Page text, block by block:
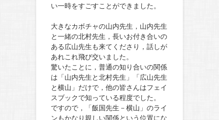
い一時をすごすことができました。
大きなカボチャの山内先生，山内先生
と一緒の北村先生，長いお付き合いの
ある広山先生も来てくださり，話しが
あれこれ飛び交いました。
驚いたことに，普通の知り合いの関係
は「山内先生と北村先生」「広山先生
と横山」だけで，他の皆さんはフェイ
スブックで知っている程度でした。
ですので，「飯国先生－横山」のライ
ンもかなり親しい関係という位置にな